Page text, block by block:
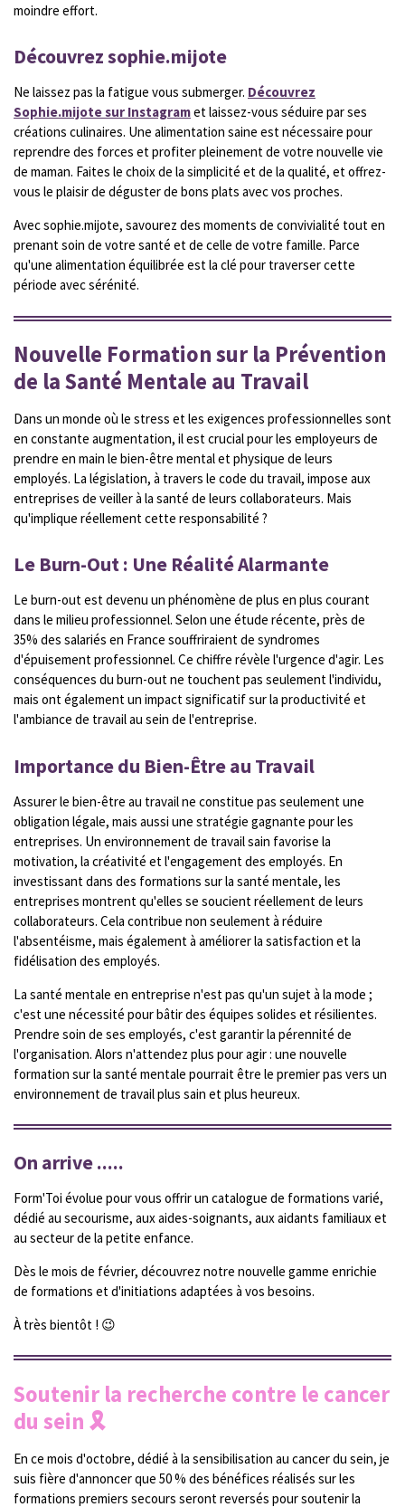
moindre effort.
Découvrez sophie.mijote
Ne laissez pas la fatigue vous submerger. Découvrez
Sophie.mijote sur Instagramet laissez-vous séduire par ses
créations culinaires. Une alimentation saine est nécessaire pour
reprendre des forces et profiter pleinement de votre nouvelle vie
de maman. Faites le choix de la simplicité et de la qualité, et offrez-
vous le plaisir de déguster de bons plats avec vos proches.
Avec sophie.mijote, savourez des moments de convivialité tout en
prenant soin de votre santé et de celle de votre famille. Parce
qu'une alimentation équilibrée est la clé pour traverser cette
période avec sérénité.
Nouvelle Formation sur la Prévention
de la Santé Mentale au Travail
Dans un monde où le stress et les exigences professionnelles sont
en constante augmentation, il est crucial pour les employeurs de
prendre en main le bien-être mental et physique de leurs
employés. La législation, à travers le code du travail, impose aux
entreprises de veiller à la santé de leurs collaborateurs. Mais
qu'implique réellement cette responsabilité ?
Le Burn-Out : Une Réalité Alarmante
Le burn-out est devenu un phénomène de plus en plus courant
dans le milieu professionnel. Selon une étude récente, près de
35% des salariés en France souffriraient de syndromes
d'épuisement professionnel. Ce chiffre révèle l'urgence d'agir. Les
conséquences du burn-out ne touchent pas seulement l'individu,
mais ont également un impact significatif sur la productivité et
l'ambiance de travail au sein de l'entreprise.
Importance du Bien-Être au Travail
Assurer le bien-être au travail ne constitue pas seulement une
obligation légale, mais aussi une stratégie gagnante pour les
entreprises. Un environnement de travail sain favorise la
motivation, la créativité et l'engagement des employés. En
investissant dans des formations sur la santé mentale, les
entreprises montrent qu'elles se soucient réellement de leurs
collaborateurs. Cela contribue non seulement à réduire
l'absentéisme, mais également à améliorer la satisfaction et la
fidélisation des employés.
La santé mentale en entreprise n'est pas qu'un sujet à la mode ;
c'est une nécessité pour bâtir des équipes solides et résilientes.
Prendre soin de ses employés, c'est garantir la pérennité de
l'organisation. Alors n'attendez plus pour agir : une nouvelle
formation sur la santé mentale pourrait être le premier pas vers un
environnement de travail plus sain et plus heureux.
On arrive .....
Form'Toi évolue pour vous offrir un catalogue de formations varié,
dédié au secourisme, aux aides-soignants, aux aidants familiaux et
au secteur de la petite enfance.
Dès le mois de février, découvrez notre nouvelle gamme enrichie
de formations et d'initiations adaptées à vos besoins.
À très bientôt ! 😉
Soutenir la recherche contre le cancer
du sein 🎗
En ce mois d'octobre, dédié à la sensibilisation au cancer du sein, je
suis fière d'annoncer que 50 % des bénéfices réalisés sur les
formations premiers secours seront reversés pour soutenir la